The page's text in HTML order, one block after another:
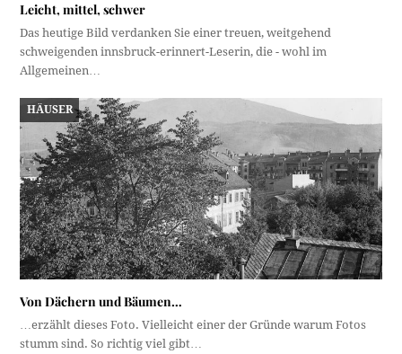
Leicht, mittel, schwer
Das heutige Bild verdanken Sie einer treuen, weitgehend
schweigenden innsbruck-erinnert-Leserin, die - wohl im
Allgemeinen…
HÄUSER
Von Dächern und Bäumen…
…erzählt dieses Foto. Vielleicht einer der Gründe warum Fotos
stumm sind. So richtig viel gibt…